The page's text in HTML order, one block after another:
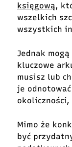
księgową,
wszelkich
wszystkich
Jednak
kluczowe
musisz lub
je
okoliczności,
Mimo że
być